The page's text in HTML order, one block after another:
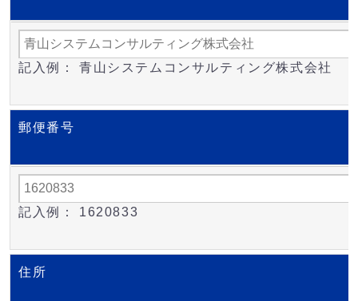
記入例： 青山システムコンサルティング株式会社
郵便番号
記入例： 1620833
住所